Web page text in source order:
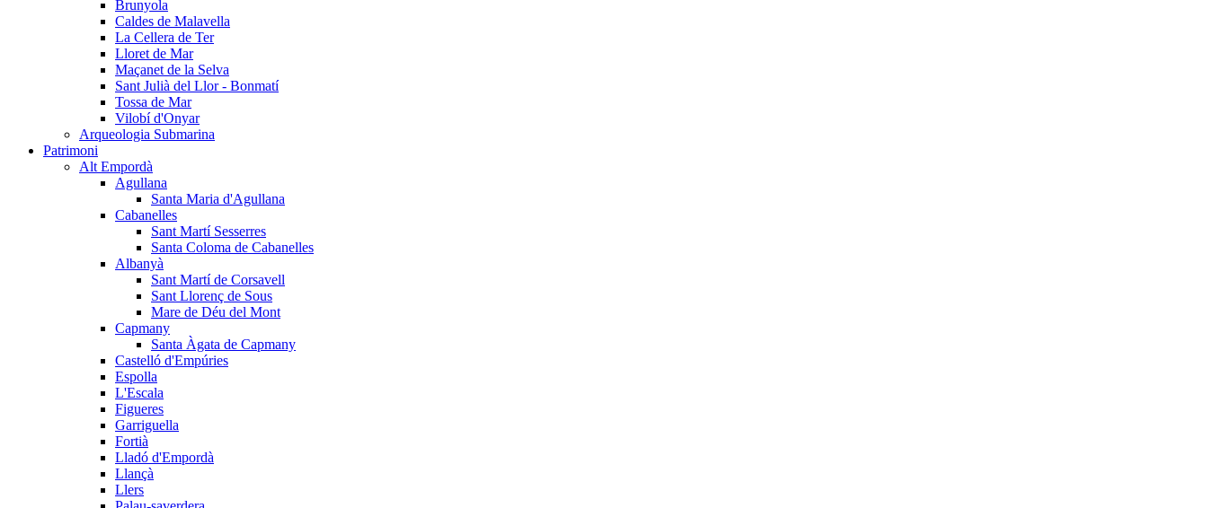
Brunyola
Caldes de Malavella
La Cellera de Ter
Lloret de Mar
Maçanet de la Selva
Sant Julià del Llor - Bonmatí
Tossa de Mar
Vilobí d'Onyar
Arqueologia Submarina
Patrimoni
Alt Empordà
Agullana
Santa Maria d'Agullana
Cabanelles
Sant Martí Sesserres
Santa Coloma de Cabanelles
Albanyà
Sant Martí de Corsavell
Sant Llorenç de Sous
Mare de Déu del Mont
Capmany
Santa Àgata de Capmany
Castelló d'Empúries
Espolla
L'Escala
Figueres
Garriguella
Fortià
Lladó d'Empordà
Llançà
Llers